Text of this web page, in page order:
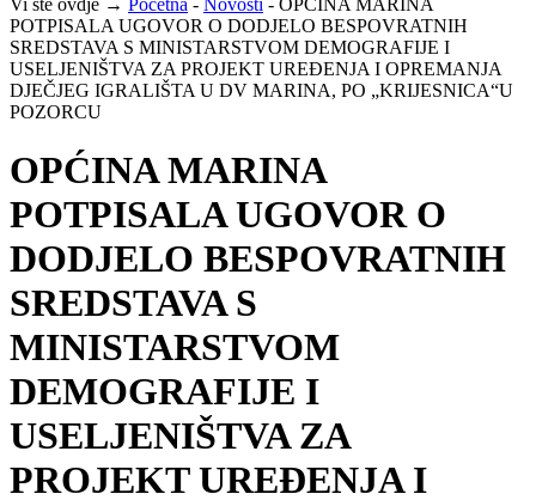
POTPISALA UGOVOR O DODJELO BESPOVRATNIH
SREDSTAVA S MINISTARSTVOM DEMOGRAFIJE I
USELJENIŠTVA ZA PROJEKT UREĐENJA I OPREMANJA
DJEČJEG IGRALIŠTA U DV MARINA, PO „KRIJESNICA“U
POZORCU
OPĆINA MARINA
POTPISALA UGOVOR O
DODJELO BESPOVRATNIH
SREDSTAVA S
MINISTARSTVOM
DEMOGRAFIJE I
USELJENIŠTVA ZA
PROJEKT UREĐENJA I